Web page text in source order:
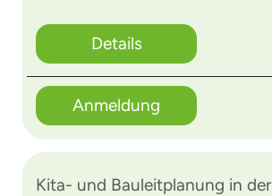
Details
Anmeldung
Kita- und Bauleitplanung in der